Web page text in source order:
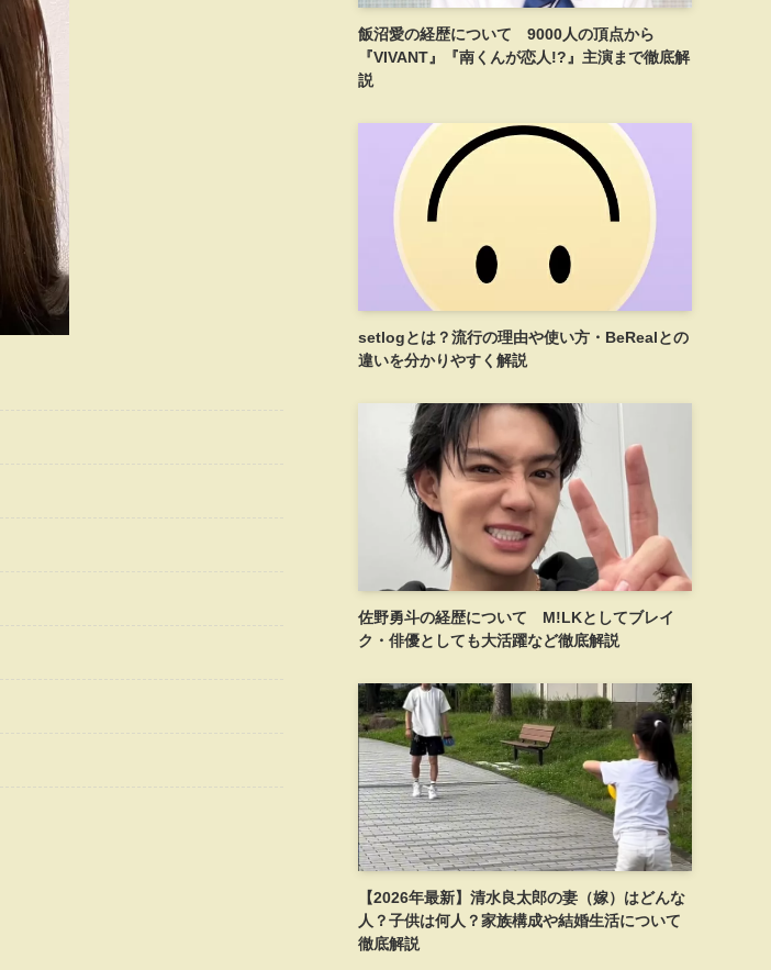
飯沼愛の経歴について 9000人の頂点から
『VIVANT』『南くんが恋人!?』主演まで徹底解
説
setlogとは？流行の理由や使い方・BeRealとの
違いを分かりやすく解説
佐野勇斗の経歴について M!LKとしてブレイ
ク・俳優としても大活躍など徹底解説
【2026年最新】清水良太郎の妻（嫁）はどんな
人？子供は何人？家族構成や結婚生活について
徹底解説